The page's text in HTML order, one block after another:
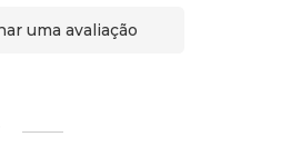
uma avaliação